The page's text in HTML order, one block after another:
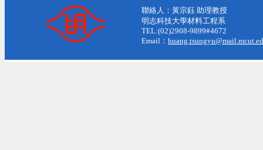
聯絡人：黃宗鈺 助理教授
明志科技大學材料工程系
TEL:(02)2908-9899#4672
Email：